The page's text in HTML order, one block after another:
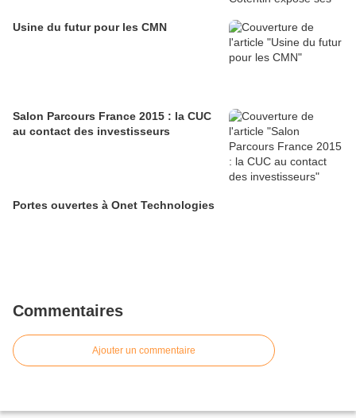
Usine du futur pour les CMN
Salon Parcours France 2015 : la CUC
au contact des investisseurs
Portes ouvertes à Onet Technologies
Commentaires
Ajouter un commentaire